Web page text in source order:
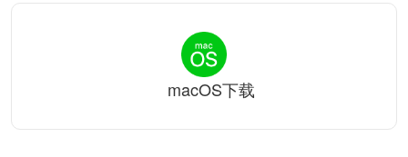
macOS下载